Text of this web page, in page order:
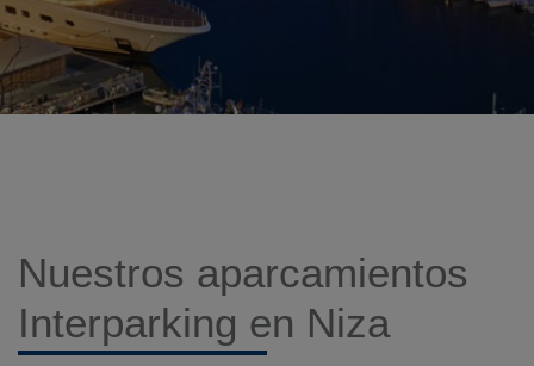
Nuestros aparcamientos
Interparking en Niza